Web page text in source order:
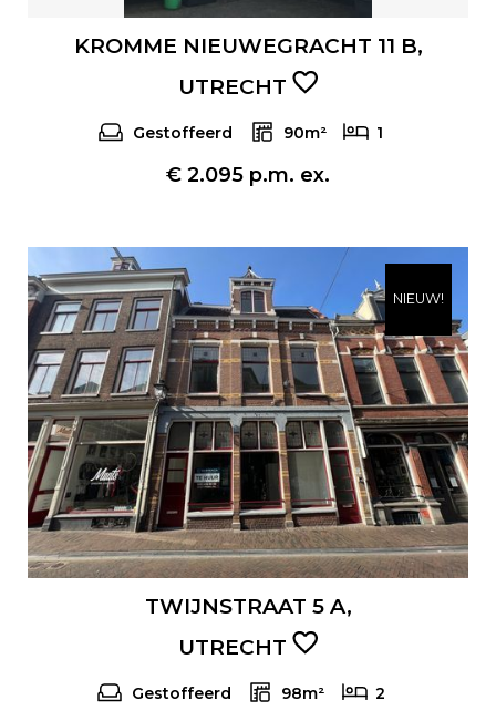
KROMME NIEUWEGRACHT 11 B,
UTRECHT
Gestoffeerd 90m² 1
€ 2.095 p.m. ex.
NIEUW!
TWIJNSTRAAT 5 A,
UTRECHT
Gestoffeerd 98m² 2